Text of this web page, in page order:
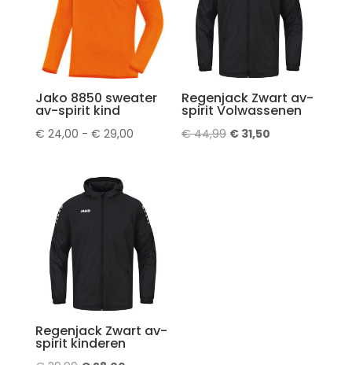
Jako 8850 sweater
av-spirit kind
€ 24,00 - € 29,00Prijsklasse:
€ 29,00
Regenjack Zwart av-
spirit Volwassenen
€44,99 Oorspronkelijke
€ 31,50
Regenjack Zwart av-
spirit kinderen